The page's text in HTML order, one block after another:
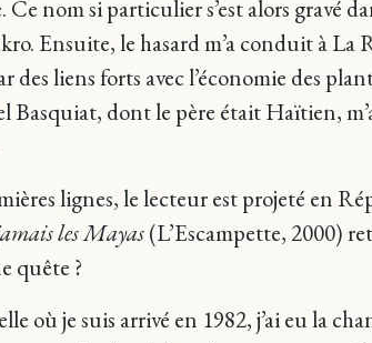
nom si particulier s’est alors gravé
Ensuite, le hasard m’a conduit à
des liens forts avec l’économie des
Basquiat, dont le père était Haïtien,
lignes, le lecteur est projeté en
les Mayas(L’Escampette, 2000)
quête ?
où je suis arrivé en 1982, j’ai eu la